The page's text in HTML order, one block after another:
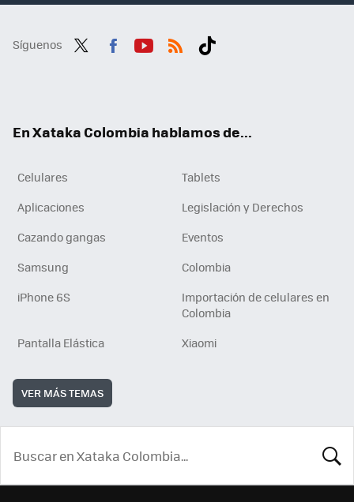
Síguenos
En Xataka Colombia hablamos de...
Celulares
Tablets
Aplicaciones
Legislación y Derechos
Cazando gangas
Eventos
Samsung
Colombia
iPhone 6S
Importación de celulares en
Colombia
Pantalla Elástica
Xiaomi
VER MÁS TEMAS